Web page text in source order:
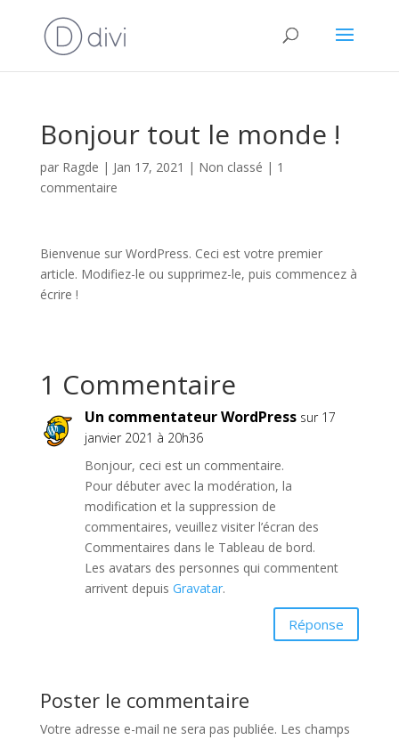
Bonjour tout le monde !
par Ragde | Jan 17, 2021 | Non classé | 1
commentaire
Bienvenue sur WordPress. Ceci est votre premier
article. Modifiez-le ou supprimez-le, puis commencez à
écrire !
1 Commentaire
Un commentateur WordPress sur 17
janvier 2021 à 20h36
Bonjour, ceci est un commentaire.
Pour débuter avec la modération, la
modification et la suppression de
commentaires, veuillez visiter l’écran des
Commentaires dans le Tableau de bord.
Les avatars des personnes qui commentent
arrivent depuis Gravatar.
Réponse
Poster le commentaire
Votre adresse e-mail ne sera pas publiée. Les champs